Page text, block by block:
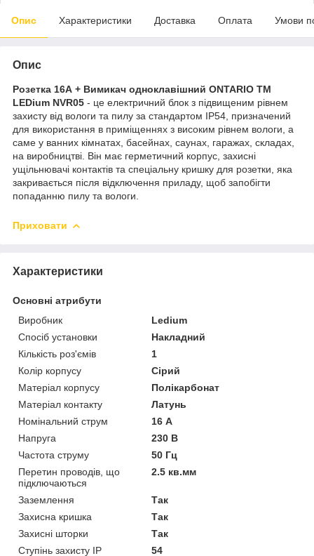
Опис Характеристики Доставка Оплата Умови
Опис
Розетка 16А + Вимикач одноклавішний ONTARIO ТМ
LEDium NVR05 - це електричний блок з підвищеним рівнем
захисту від вологи та пилу за стандартом IP54, призначений
для використання в приміщеннях з високим рівнем вологи, а
саме у ванних кімнатах, басейнах, саунах, гаражах, складах,
на виробництві. Він має герметичний корпус, захисні
ущільнювачі контактів та спеціальну кришку для розетки, яка
закривається після відключення приладу, щоб запобігти
попаданню пилу та вологи.
Приховати
Характеристики
Основні атрибути
Виробник
Ledium
Спосіб установки
Накладний
Кількість роз'ємів
1
Колір корпусу
Сірий
Матеріал корпусу
Полікарбонат
Матеріал контакту
Латунь
Номінальний струм
16 А
Напруга
230 В
Частота струму
50 Гц
Перетин проводів, що
підключаються
2.5 кв.мм
Заземлення
Так
Захисна кришка
Так
Захисні шторки
Так
Ступінь захисту IP
54